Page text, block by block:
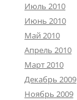
Июль 2010
Июнь 2010
Май 2010
Апрель 2010
Март 2010
Декабрь 2009
Ноябрь 2009